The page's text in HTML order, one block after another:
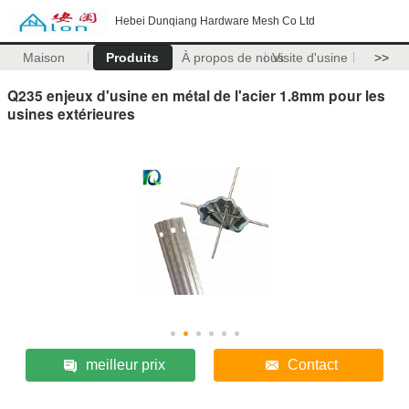
Hebei Dunqiang Hardware Mesh Co Ltd
Maison Produits À propos de nousVisite d'usine >>
Q235 enjeux d'usine en métal de l'acier 1.8mm pour les
usines extérieures
meilleur prix Contact